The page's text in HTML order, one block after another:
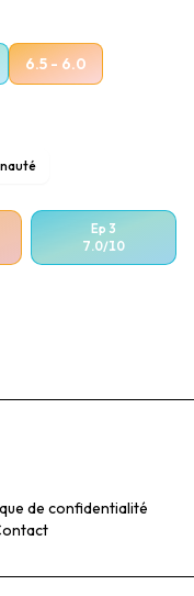
6.5 - 6.0
Ep 3
7.0/10
de confidentialité